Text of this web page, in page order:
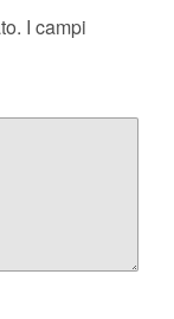
I campi